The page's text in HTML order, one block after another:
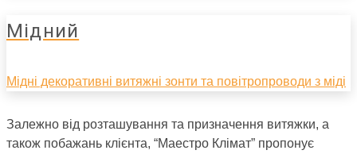
Мідний
Мідні декоративні витяжні зонти та повітропроводи з міді
Залежно від розташування та призначення витяжки, а
також побажань клієнта, “Маестро Клімат” пропонує